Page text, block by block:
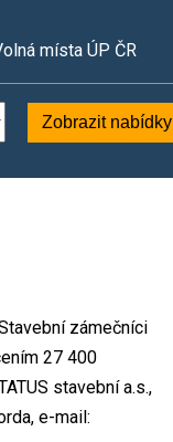
místa ÚP ČR
Zobrazit nabídky
zámečníci
27 400
stavební a.s.,
e-mail: